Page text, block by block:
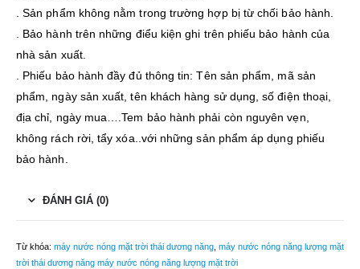
. Sản phẩm không nằm trong trường hợp bị từ chối bảo hành.
. Bảo hành trên những điểu kiện ghi trên phiếu bảo hành của
nhà sản xuất.
. Phiếu bảo hành đầy đủ thông tin: Tên sản phẩm, mã sản
phẩm, ngày sản xuất, tên khách hàng sử dụng, số điện thoại,
địa chỉ, ngày mua….Tem bảo hành phải còn nguyên vẹn,
không rách rời, tẩy xóa..với những sản phẩm áp dụng phiếu
bảo hành.
ĐÁNH GIÁ (0)
Từ khóa: máy nước nóng mặt trời thái dương năng máy nước nóng năng lượng mặt
trời thái dương năng máy nước nóng năng lượng mặt trời